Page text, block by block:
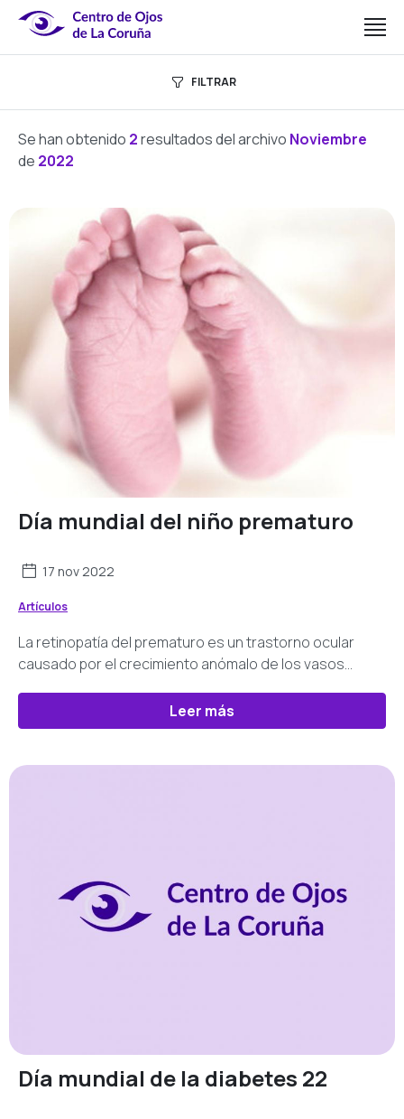
FILTRAR
Se han obtenido 2resultados del archivo Noviembre
de 2022
Día mundial del niño prematuro
17 nov 2022
Artículos
La retinopatía del prematuro es un trastorno ocular
causado por el crecimiento anómalo de los vasos
Leer más
Día mundial de la diabetes 22